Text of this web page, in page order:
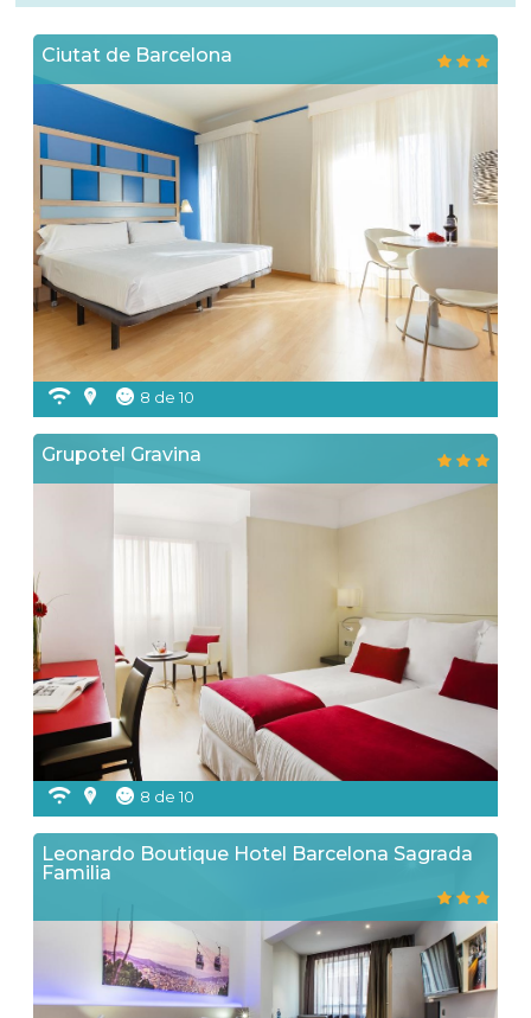
Ciutat de Barcelona
8 de 10
Grupotel Gravina
8 de 10
Leonardo Boutique Hotel Barcelona Sagrada
Familia